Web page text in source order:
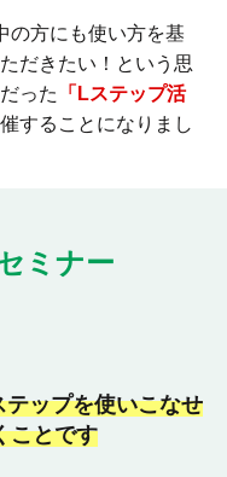
の方にも使い方を基
だきたい！という思
った
「Lステップ活
することになりまし
ミナー
テップを使いこなせ
ことです